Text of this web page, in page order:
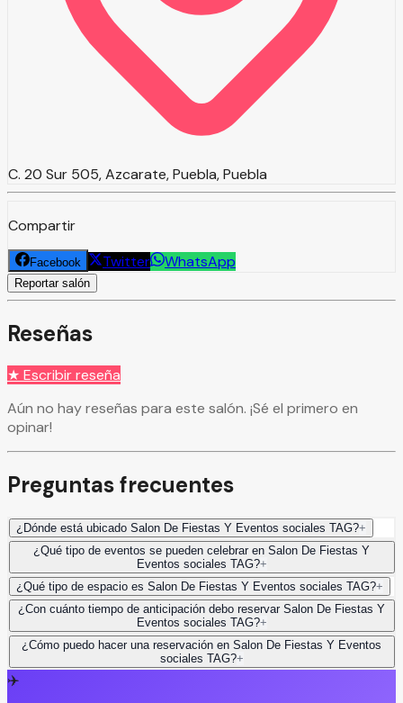
C. 20 Sur 505, Azcarate, Puebla, Puebla
Compartir
Facebook Twitter WhatsApp
Reportar salón
Reseñas
★ Escribir reseña
Aún no hay reseñas para este salón. ¡Sé el primero en
opinar!
Preguntas frecuentes
¿Dónde está ubicado Salon De Fiestas Y Eventos sociales TAG?+
¿Qué tipo de eventos se pueden celebrar en Salon De Fiestas Y
Eventos sociales TAG?+
¿Qué tipo de espacio es Salon De Fiestas Y Eventos sociales TAG?+
¿Con cuánto tiempo de anticipación debo reservar Salon De Fiestas Y
Eventos sociales TAG?+
¿Cómo puedo hacer una reservación en Salon De Fiestas Y Eventos
sociales TAG?+
✈️